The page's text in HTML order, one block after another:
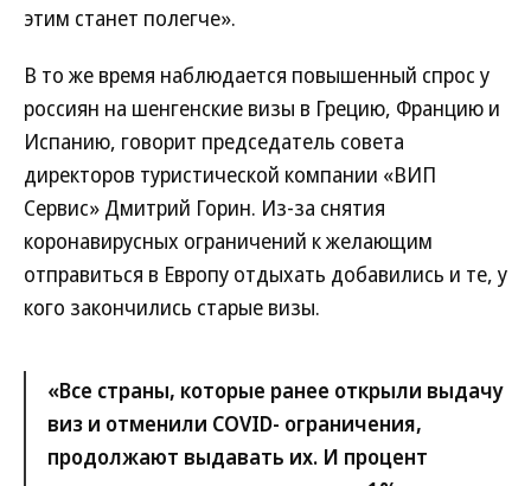
этим станет полегче».
В то же время наблюдается повышенный спрос у
россиян на шенгенские визы в Грецию, Францию и
Испанию, говорит председатель совета
директоров туристической компании «ВИП
Сервис» Дмитрий Горин. Из-за снятия
коронавирусных ограничений к желающим
отправиться в Европу отдыхать добавились и те, у
кого закончились старые визы.
«Все страны, которые ранее открыли выдачу
виз и отменили COVID- ограничения,
продолжают выдавать их. И процент